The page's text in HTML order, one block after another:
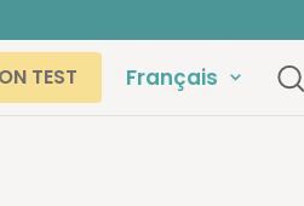
TEST Langue
Français